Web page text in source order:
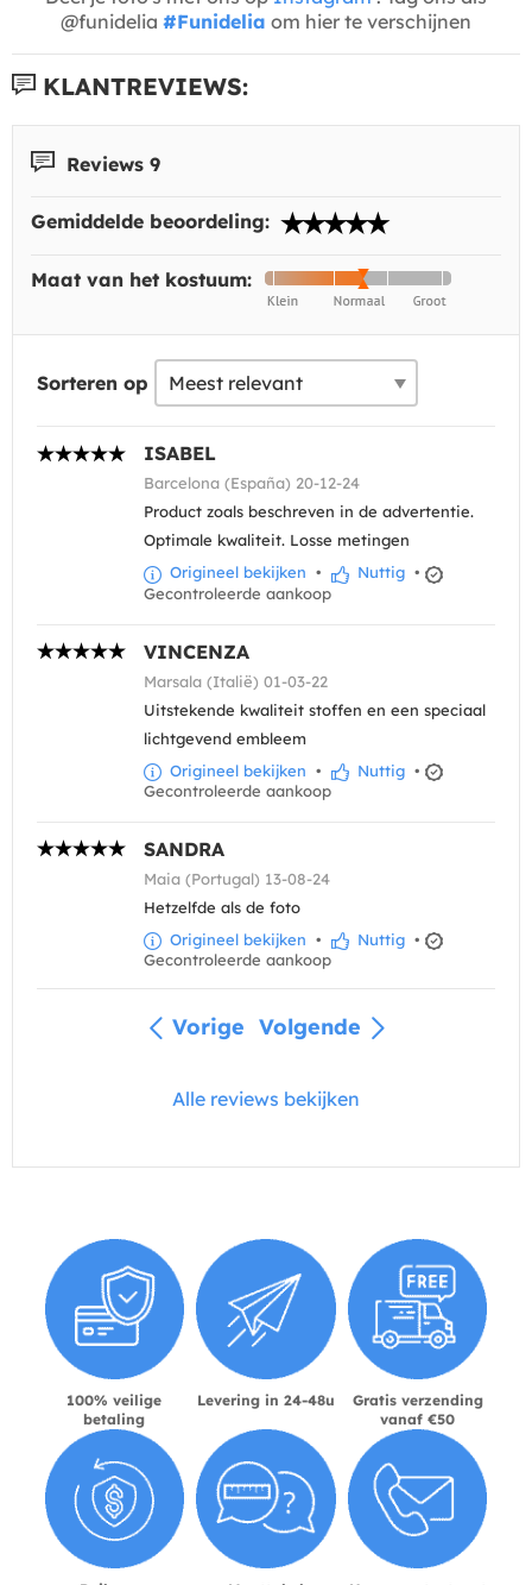
@funidelia #Funidelia om hier te verschijnen
KLANTREVIEWS:
Reviews 9
Gemiddelde beoordeling:
Maat van het kostuum:
Sorteren op
ISABEL
Barcelona (España) 20-12-24
Product zoals beschreven in de advertentie.
Optimale kwaliteit. Losse metingen
Origineel bekijken • Nuttig •
Gecontroleerde aankoop
VINCENZA
Marsala (Italië) 01-03-22
Uitstekende kwaliteit stoffen en een speciaal
lichtgevend embleem
Origineel bekijken • Nuttig •
Gecontroleerde aankoop
SANDRA
Maia (Portugal) 13-08-24
Hetzelfde als de foto
Origineel bekijken • Nuttig •
Gecontroleerde aankoop
Vorige Volgende
Alle reviews bekijken
100% veilige
betaling
Levering in 24-48u
Gratis verzending
vanaf €50